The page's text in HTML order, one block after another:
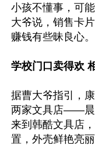
小孩不懂事，可
大爷说，销售卡
赚钱有些昧良心。
学校门口卖得欢
据曹大爷指引，
两家文具店——晨
来到韩酷文具店
置，外壳鲜艳亮